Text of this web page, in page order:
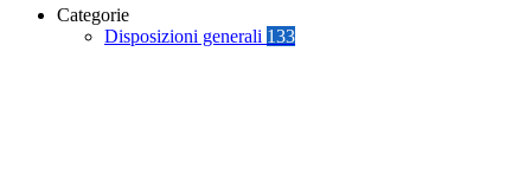
Categorie
Disposizioni generali 133